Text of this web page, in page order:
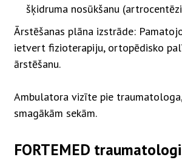
šķidruma nosūkšanu
Ārstēšanas plāna izstrāde:
ietvert fizioterapiju, ortopēdisko
ārstēšanu.
Ambulatora vizīte pie
smagākām sekām.
FORTEMED